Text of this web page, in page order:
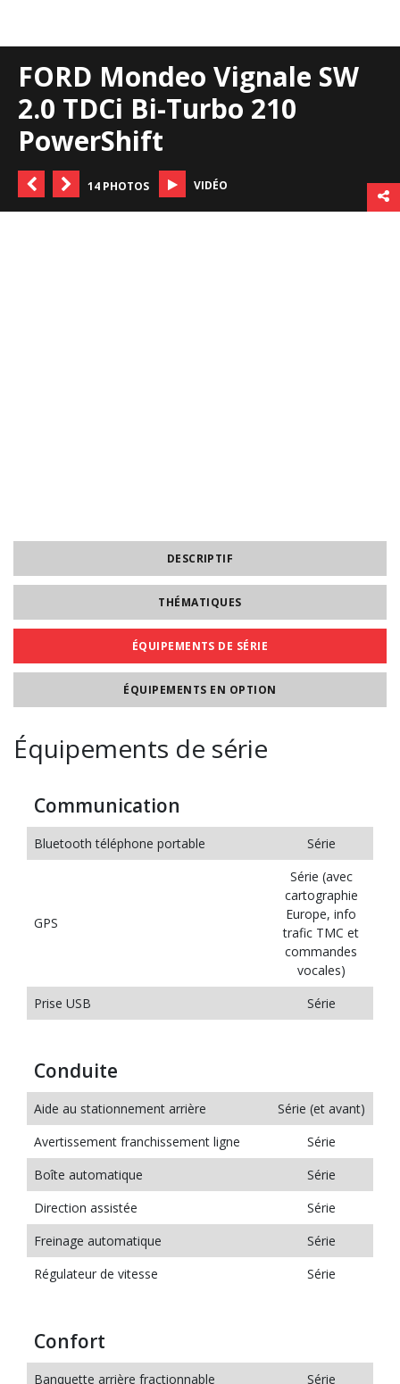
FORD Mondeo Vignale SW
2.0 TDCi Bi-Turbo 210
PowerShift
14 PHOTOS VIDÉO
DESCRIPTIF
THÉMATIQUES
ÉQUIPEMENTS DE SÉRIE
ÉQUIPEMENTS EN OPTION
Équipements de série
Communication
Bluetooth téléphone portable Série
GPS
Série (avec
cartographie
Europe, info
trafic TMC et
commandes
vocales)
Prise USB
Série
Conduite
Aide au stationnement arrière
Série (et avant)
Avertissement franchissement ligne
Série
Boîte automatique
Série
Direction assistée
Série
Freinage automatique
Série
Régulateur de vitesse
Série
Confort
Banquette arrière fractionnable Série